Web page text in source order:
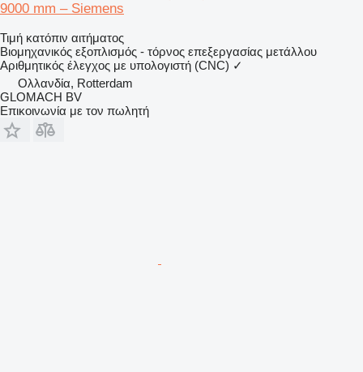
9000 mm – Siemens
Τιμή κατόπιν αιτήματος
Βιομηχανικός εξοπλισμός - τόρνος επεξεργασίας μετάλλου
Αριθμητικός έλεγχος με υπολογιστή (CNC) ✓
Ολλανδία, Rotterdam
GLOMACH BV
Επικοινωνία με τον πωλητή